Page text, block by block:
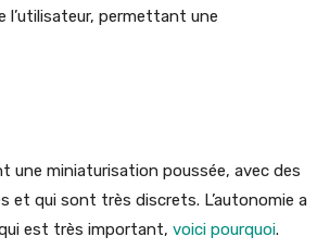
l’utilisateur, permettant une
une miniaturisation poussée, avec des
et qui sont très discrets. L’autonomie a
est très important, voici pourquoi.